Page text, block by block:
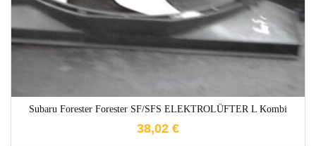
Subaru Forester Forester SF/SFS ELEKTROLÜFTER L Kombi
38,02 €